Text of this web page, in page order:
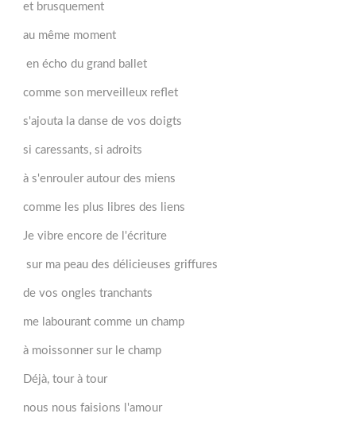
et brusquement
au même moment
en écho du grand ballet
comme son merveilleux reflet
s'ajouta la danse de vos doigts
si caressants, si adroits
à s'enrouler autour des miens
comme les plus libres des liens
Je vibre encore de l'écriture
sur ma peau des délicieuses griffures
de vos ongles tranchants
me labourant comme un champ
à moissonner sur le champ
Déjà, tour à tour
nous nous faisions l'amour